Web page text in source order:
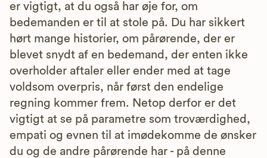
er vigtigt, at du også har øje for, om
bedemanden er til at stole på. Du har sikkert
hørt mange historier, om pårørende, der er
blevet snydt af en bedemand, der enten ikke
overholder aftaler eller ender med at tage
voldsom overpris, når først den endelige
regning kommer frem. Netop derfor er det
vigtigt at se på parametre som troværdighed,
empati og evnen til at imødekomme de ønsker
du og de andre pårørende har - på denne